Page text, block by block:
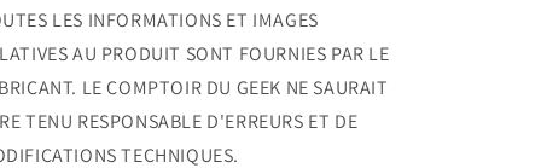
LES INFORMATIONS ET IMAGES
AU PRODUIT SONT FOURNIES PAR LE
LE COMPTOIR DU GEEK NE SAURAIT
TENU RESPONSABLE D'ERREURS ET DE
TECHNIQUES.